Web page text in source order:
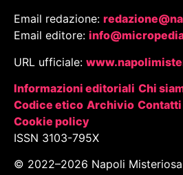
Email redazione:
Email editore:
URL ufficiale:
Informazioni editoriali Chi
Codice etico Archivio Contatti
Cookie policy
ISSN 3103-795X
© 2022–2026 Napoli